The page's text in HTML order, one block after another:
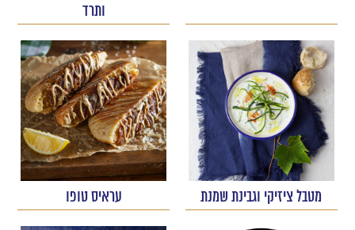
ותרד
מטבל ציזיקי וגבינת שמנת עראיס טופו